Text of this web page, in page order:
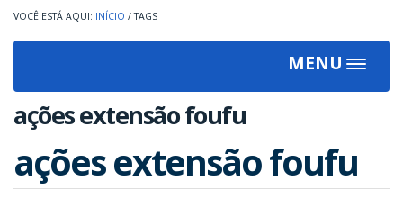
INÍCIO / TAGS
MENU
Toggle
ações extensão foufu
ações extensão foufu